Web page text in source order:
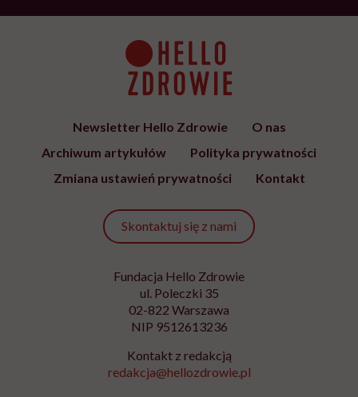
Newsletter Hello Zdrowie
O nas
Archiwum artykułów
Polityka prywatności
Zmiana ustawień prywatności
Kontakt
Skontaktuj się z nami
Fundacja Hello Zdrowie
ul. Poleczki 35
02-822 Warszawa
NIP 9512613236
Kontakt z redakcją
redakcja@hellozdrowie.pl